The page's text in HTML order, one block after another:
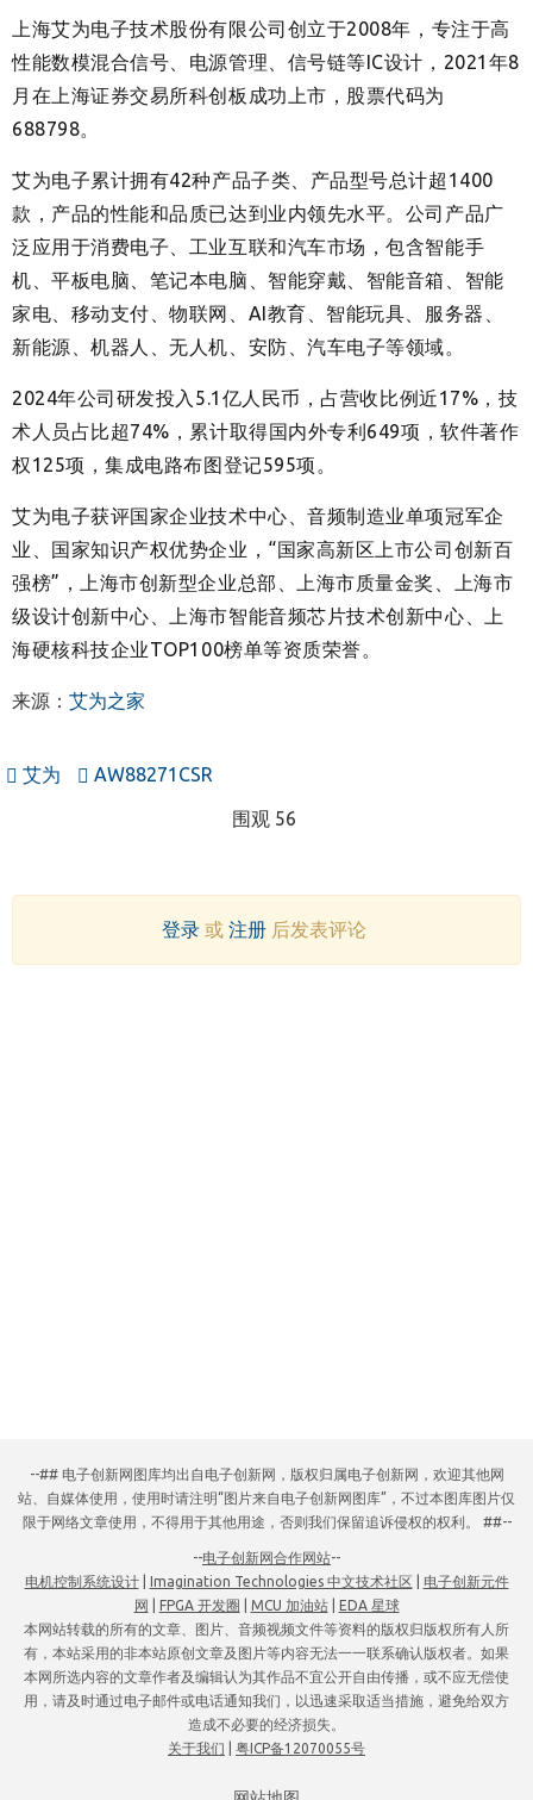
上海艾为电子技术股份有限公司创立于2008年，专注于高
性能数模混合信号、电源管理、信号链等IC设计，2021年8
月在上海证券交易所科创板成功上市，股票代码为
688798。
艾为电子累计拥有42种产品子类、产品型号总计超1400
款，产品的性能和品质已达到业内领先水平。公司产品广
泛应用于消费电子、工业互联和汽车市场，包含智能手
机、平板电脑、笔记本电脑、智能穿戴、智能音箱、智能
家电、移动支付、物联网、AI教育、智能玩具、服务器、
新能源、机器人、无人机、安防、汽车电子等领域。
2024年公司研发投入5.1亿人民币，占营收比例近17%，技
术人员占比超74%，累计取得国内外专利649项，软件著作
权125项，集成电路布图登记595项。
艾为电子获评国家企业技术中心、音频制造业单项冠军企
业、国家知识产权优势企业，“国家高新区上市公司创新百
强榜”，上海市创新型企业总部、上海市质量金奖、上海市
级设计创新中心、上海市智能音频芯片技术创新中心、上
海硬核科技企业TOP100榜单等资质荣誉。
来源： 艾为之家
艾为 AW88271CSR
围观 56
登录或 注册后发表评论
--## 电子创新网图库均出自电子创新网，版权归属电子创新网，欢迎其他网
站、自媒体使用，使用时请注明“图片来自电子创新网图库”，不过本图库图片仅
限于网络文章使用，不得用于其他用途，否则我们保留追诉侵权的权利。 ##--
--电子创新网合作网站--
电机控制系统设计| Imagination Technologies 中文技术社区
电子创新元件
网
FPGA 开发圈 MCU 加油站|
EDA 星球
本网站转载的所有的文章、图片、音频视频文件等资料的版权归版权所有人所
有，本站采用的非本站原创文章及图片等内容无法一一联系确认版权者。如果
本网所选内容的文章作者及编辑认为其作品不宜公开自由传播，或不应无偿使
用，请及时通过电子邮件或电话通知我们，以迅速采取适当措施，避免给双方
造成不必要的经济损失。
关于我们
粤ICP备12070055号